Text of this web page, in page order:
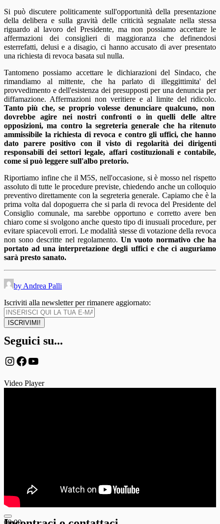
Si può discutere politicamente sull'opportunità della presentazione
della delibera e sulla gravità delle criticità segnalate nella stessa
riguardo al lavoro del Presidente, ma non possiamo accettare le
affermazioni dei consiglieri di maggioranza che definendosi
esterrefatti, delusi e a disagio, ci hanno accusato di aver presentato
una richiesta di revoca basata sul nulla.
Tantomeno possiamo accettare le dichiarazioni del Sindaco, che
rimandiamo al mittente, che ha parlato di illeggittimita' del
provvedimento e dell'esistenza dei presupposti per una denuncia per
diffamazione. Affermazioni non veritiere e al limite del ridicolo.
Tanto più che, se proprio volesse denunciare qualcuno, non
dovrebbe agire nei nostri confronti o in quelli delle altre
opposizioni, ma contro la segreteria generale che ha ritenuto
ammissibile la richiesta di revoca e contro gli uffici, che hanno
dato parere positivo con il visto di regolarità dei dirigenti
responsabili dei settori legale, affari costituzionali e contabile,
come si può leggere sull'albo pretorio.
Riportiamo infine che il M5S, nell'occasione, si è mosso nel rispetto
assoluto di tutte le procedure previste, chiedendo anche un colloquio
preventivo direttamente con la segreteria generale. Capiamo che è la
prima volta dal dopoguerra che si parla di revoca del Presidente del
Consiglio comunale, ma sarebbe opportuno e corretto avere ben
chiaro come si svolgono anche questo tipo di inusuali procedure, per
evitare spiacevoli errori. Le modalità stesse di votazione della revoca
non sono descritte nel regolamento.Un vuoto normativo che ha
portato ad una interpretazione degli uffici e che ci auguriamo
sarà presto sanato.
by Andrea Palli
Iscriviti alla newsletter per rimanere aggiornato:
Seguici su...
Instagram
Facebook
YouTube
Video Player